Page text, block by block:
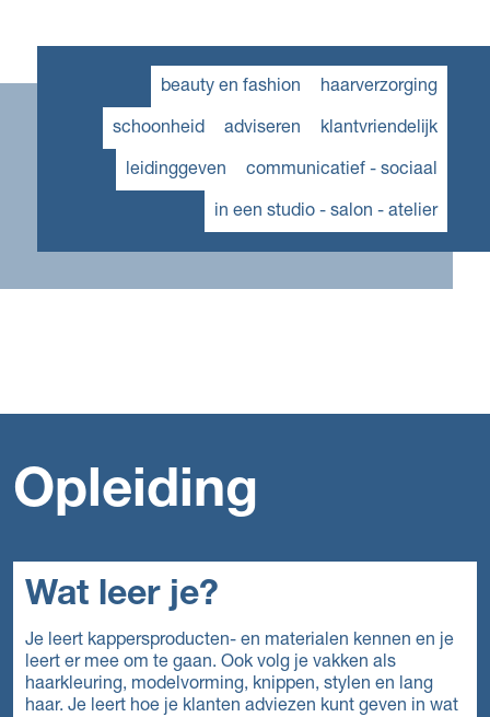
beauty en fashion haarverzorging
schoonheid adviseren klantvriendelijk
leidinggeven communicatief - sociaal
in een studio - salon - atelier
Opleiding
Wat leer je?
Je leert kappersproducten- en materialen kennen en je
leert er mee om te gaan. Ook volg je vakken als
haarkleuring, modelvorming, knippen, stylen en lang
haar. Je leert hoe je klanten adviezen kunt geven in wat